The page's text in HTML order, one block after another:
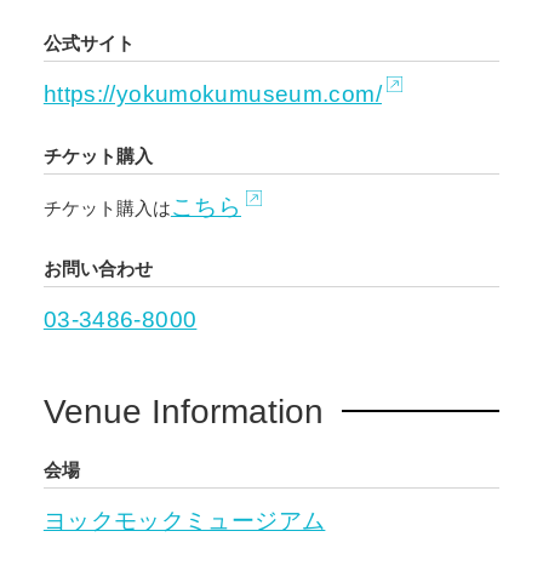
公式サイト
https://yokumokumuseum.com/
チケット購入
チケット購入はこちら
お問い合わせ
03-3486-8000
Venue Information
会場
ヨックモックミュージアム